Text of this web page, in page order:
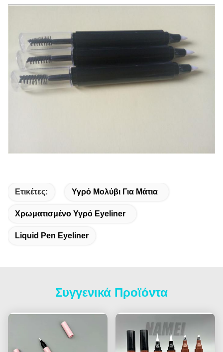
Ετικέτες: Υγρό Μολύβι Για Μάτια
Χρωματισμένο Υγρό Eyeliner
Liquid Pen Eyeliner
Συγγενικά Προϊόντα